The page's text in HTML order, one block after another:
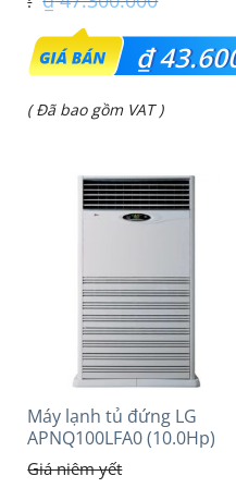
Giá
là:
₫
Giá
( Đã bao gồm VAT )
Máy lạnh tủ đứng LG
APNQ100LFA0 (10.0Hp)